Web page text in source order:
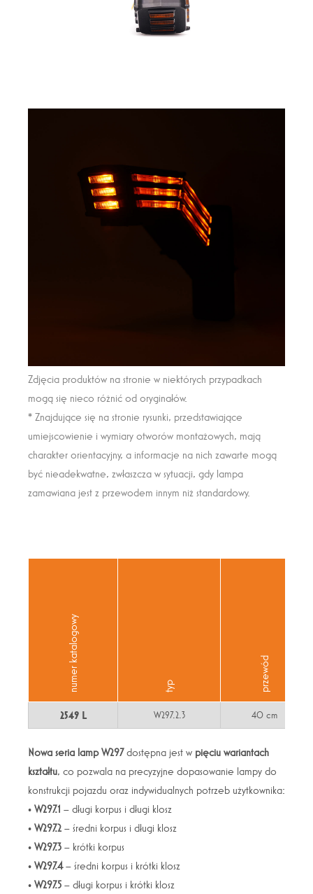
Zdjęcia produktów na stronie w niektórych przypadkach
mogą się nieco różnić od oryginałów.
* Znajdujące się na stronie rysunki, przedstawiające
umiejscowienie i wymiary otworów montażowych, mają
charakter orientacyjny, a informacje na nich zawarte mogą
być nieadekwatne, zwłaszcza w sytuacji, gdy lampa
zamawiana jest z przewodem innym niż standardowy.
numer katalogowy typ przewód
2549 L W297.2.3 40 cm
Nowa seria lamp W297dostępna jest w pięciu wariantach
kształtu, co pozwala na precyzyjne dopasowanie lampy do
konstrukcji pojazdu oraz indywidualnych potrzeb użytkownika:
• W297.1 – długi korpus i długi klosz
• W297.2 – średni korpus i długi klosz
• W297.3 – krótki korpus
• W297.4– średni korpus i krótki klosz
• W297.5 – długi korpus i krótki klosz